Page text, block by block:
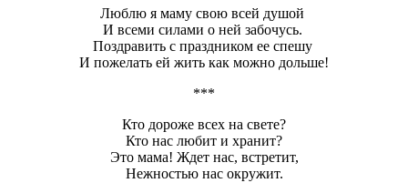
Люблю я маму свою всей душой
И всеми силами о ней забочусь.
Поздравить с праздником ее спешу
И пожелать ей жить как можно дольше!
***
Кто дороже всех на свете?
Кто нас любит и хранит?
Это мама! Ждет нас, встретит,
Нежностью нас окружит.